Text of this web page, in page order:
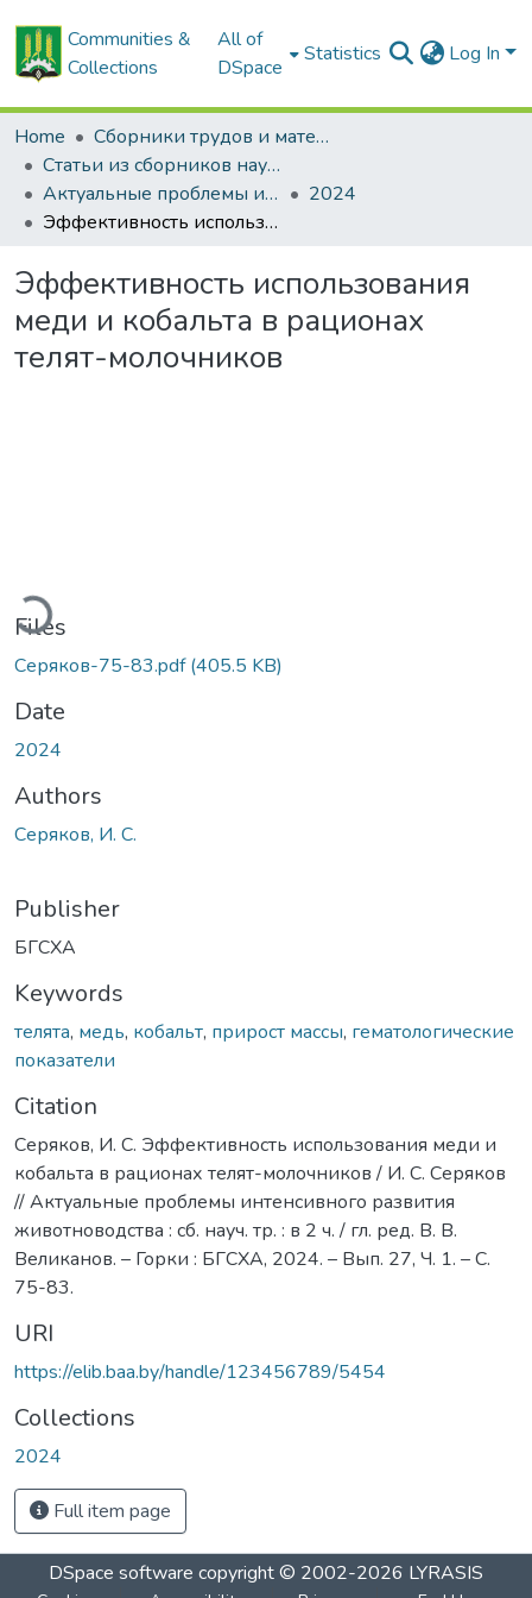
Communities &
Collections
All of
DSpace
Statistics Log In
Home
Сборники трудов и материалов конференций
Статьи из сборников научных трудов
Актуальные проблемы интенсивного развития животноводства: сб. науч. тр.
2024
Эффективность использования меди и кобальта в рационах телят-молочников
Эффективность использования
меди и кобальта в рационах
телят-молочников
Files
Серяков-75-83.pdf(405.5 KB)
Date
2024
Authors
Серяков, И. С.
Publisher
БГСХА
Keywords
телята, медь, кобальт, прирост массы, гематологические
показатели
Citation
Серяков, И. С. Эффективность использования меди и
кобальта в рационах телят-молочников / И. С. Серяков
// Актуальные проблемы интенсивного развития
животноводства : сб. науч. тр. : в 2 ч. / гл. ред. В. В.
Великанов. – Горки : БГСХА, 2024. – Вып. 27, Ч. 1. – С.
75-83.
URI
https://elib.baa.by/handle/123456789/5454
Collections
2024
Full item page
DSpace software copyright © 2002-2026 LYRASIS